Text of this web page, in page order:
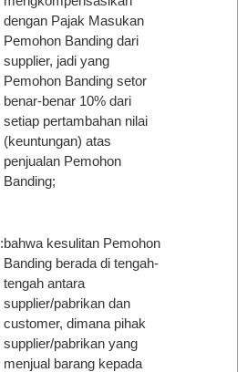
dengan Pajak Masukan
Pemohon Banding dari
supplier, jadi yang
Pemohon Banding setor
benar-benar 10% dari
setiap pertambahan nilai
(keuntungan) atas
penjualan Pemohon
Banding;
:bahwa kesulitan Pemohon
Banding berada di tengah-
tengah antara
supplier/pabrikan dan
customer, dimana pihak
supplier/pabrikan yang
menjual barang kepada